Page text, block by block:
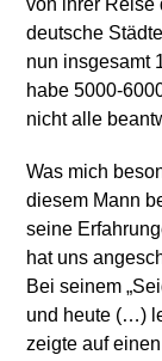
von ihrer Reise
deutsche
nun insgesamt
habe 5000-
nicht alle
Was mich
diesem Mann
seine
hat uns
Bei seinem
und heute (…)
zeigte auf